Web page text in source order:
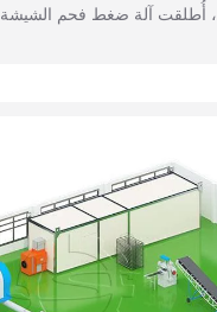
في مايو 2021، أُطلقت آلة ضغط فحم